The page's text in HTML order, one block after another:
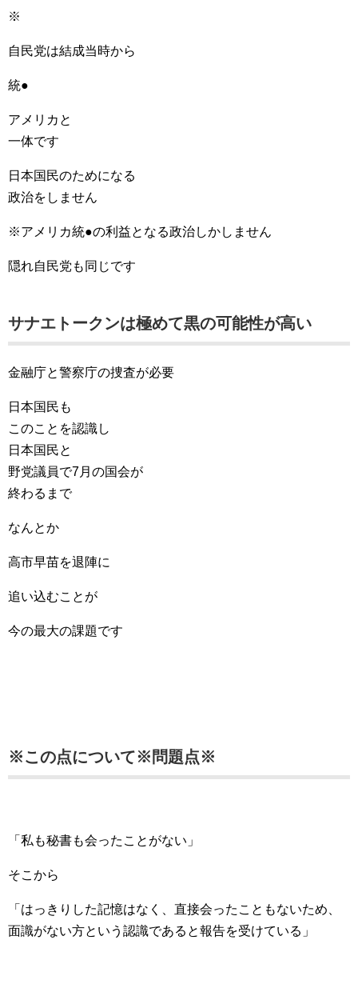
※
自民党は結成当時から
統●
アメリカと
一体です
日本国民のためになる
政治をしません
※アメリカ統●の利益となる政治しかしません
隠れ自民党も同じです
サナエトークンは極めて黒の可能性が高い
金融庁と警察庁の捜査が必要
日本国民も
このことを認識し
日本国民と
野党議員で7月の国会が
終わるまで
なんとか
高市早苗を退陣に
追い込むことが
今の最大の課題です
※この点について※問題点※
「私も秘書も会ったことがない」
そこから
「はっきりした記憶はなく、直接会ったこともないため、
面識がない方という認識であると報告を受けている」